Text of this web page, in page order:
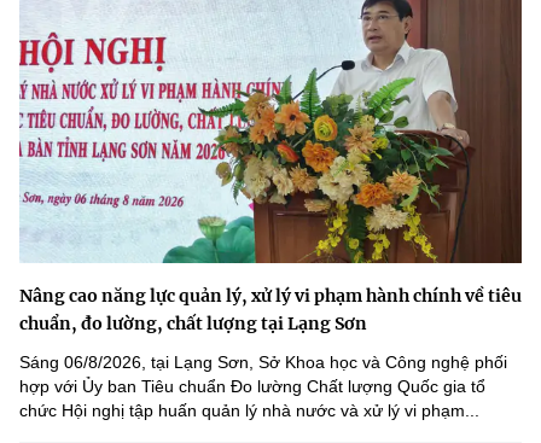
Nâng cao năng lực quản lý, xử lý vi phạm hành chính về tiêu
chuẩn, đo lường, chất lượng tại Lạng Sơn
Sáng 06/8/2026, tại Lạng Sơn, Sở Khoa học và Công nghệ phối
hợp với Ủy ban Tiêu chuẩn Đo lường Chất lượng Quốc gia tổ
chức Hội nghị tập huấn quản lý nhà nước và xử lý vi phạm...